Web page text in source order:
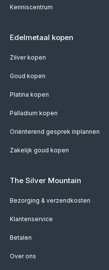
Kenniscentrum
Edelmetaal kopen
Zilver kopen
Goud kopen
Platina kopen
Palladium kopen
Oriënterend gesprek inplannen
Zakelijk goud kopen
The Silver Mountain
Bezorging & verzendkosten
Klantenservice
Betalen
Over ons